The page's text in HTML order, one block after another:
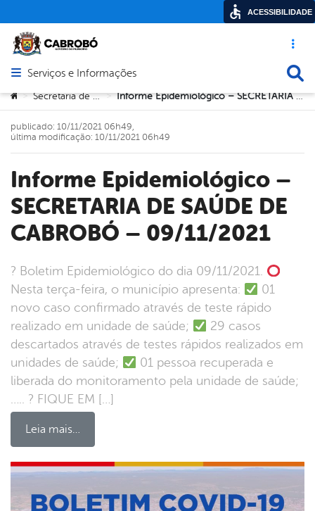
Acesso
Abrir menu principal de navegação
Serviços e Informações
Você está aqui:
> Secretaria de Saúde > Informe Epidemiológico – SECRETARIA DE SAÚDE DE CABROBÓ – 09/11/2021
Informe Epidemiológico –
SECRETARIA DE SAÚDE DE
CABROBÓ – 09/11/2021
? Boletim Epidemiológico do dia 09/11/2021.
Nesta terça-feira, o município apresenta:
01
novo caso confirmado através de teste rápido
realizado em unidade de saúde;
29 casos
descartados através de testes rápidos realizados em
unidades de saúde;
01 pessoa recuperada e
liberada do monitoramento pela unidade de saúde;
….. ? FIQUE EM […]
Leia mais…
publicado: 10/11/2021 06h49,
última modificação: 10/11/2021 06h49
ACESSIBILIDADE